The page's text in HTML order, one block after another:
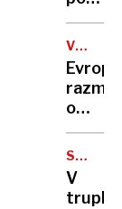
vina
VOJNA
V
Evropa
o
večjih
SMRT
OTROKA
V
truplu